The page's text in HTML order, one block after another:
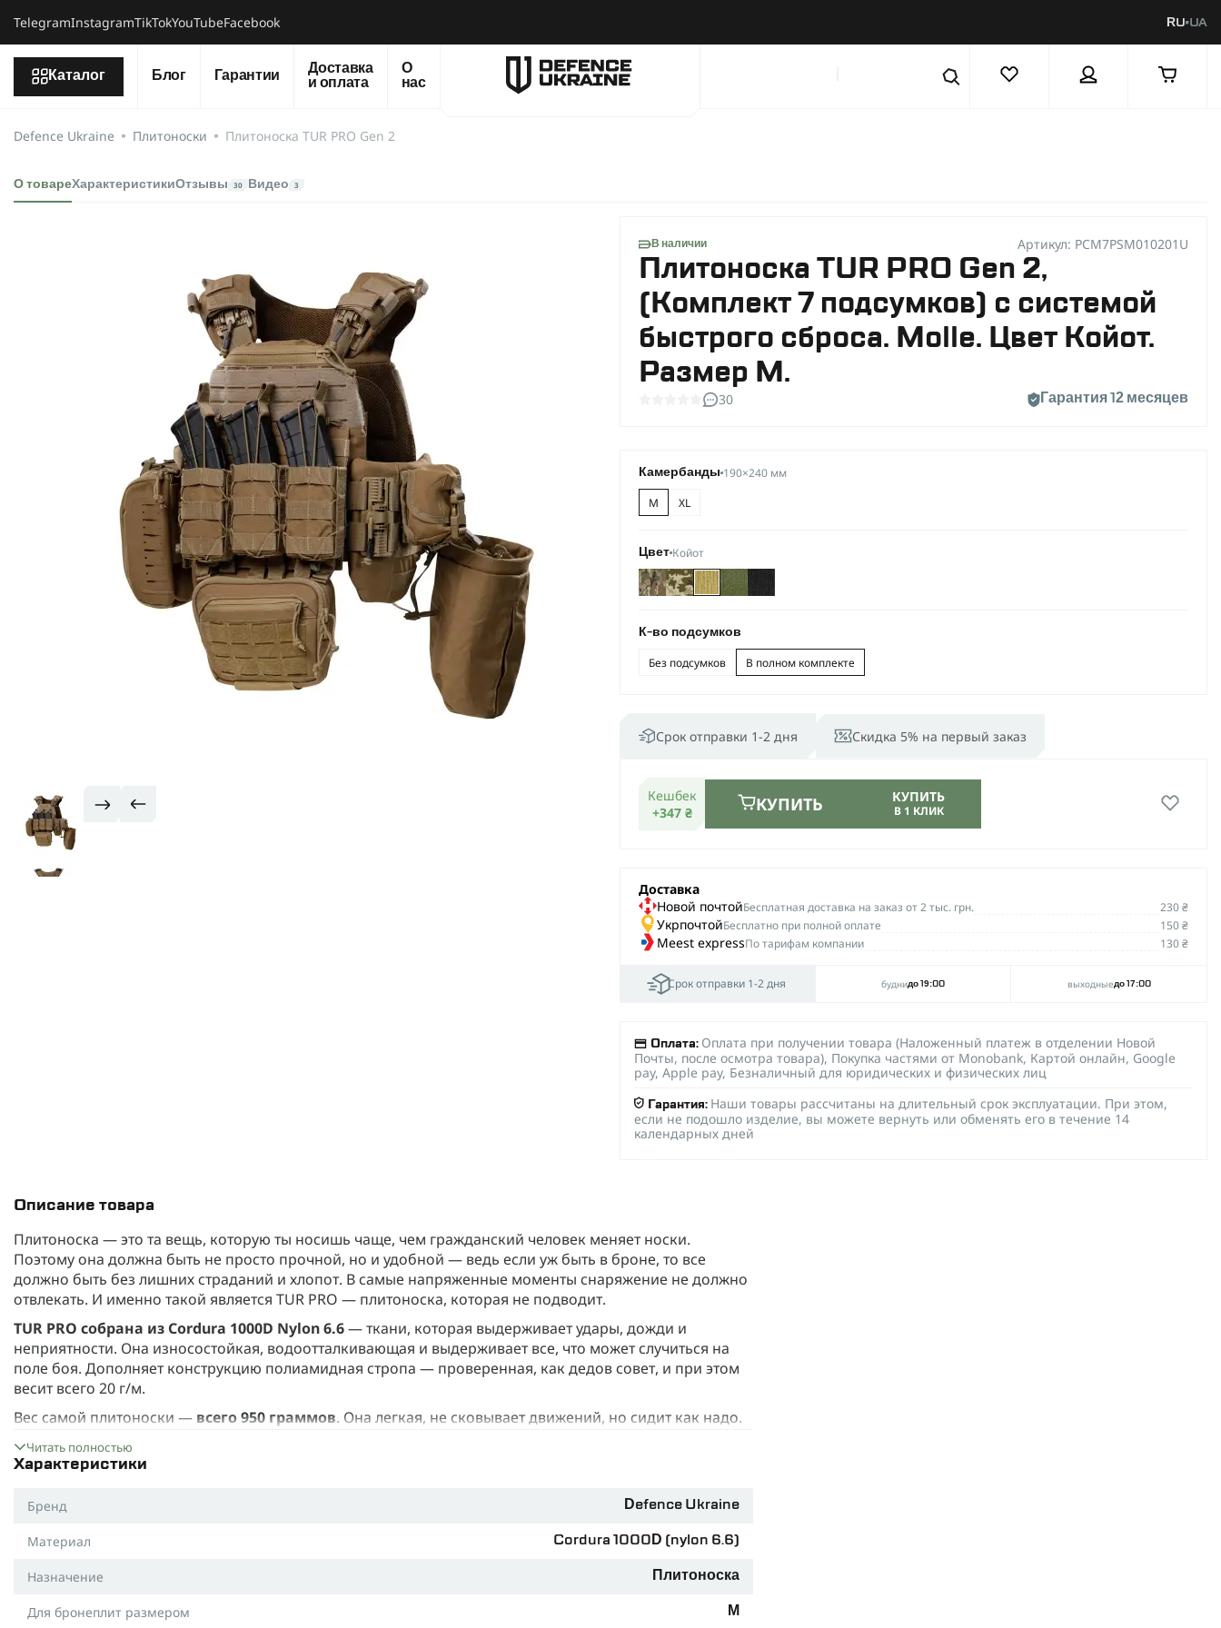
TelegramInstagramTikTokYouTubeFacebook RU UA
Каталог Блог Гарантии
Доставка
и оплата
О
нас
Defence Ukraine Плитоноски Плитоноска TUR PRO Gen 2
О товареХарактеристикиОтзывы 30 Видео 3
В наличии Артикул: PCM7PSM010201U
Плитоноска TUR PRO Gen 2,
(Комплект 7 подсумков) с системой
быстрого сброса. Molle. Цвет Койот.
Размер M.
30 Гарантия 12 месяцев
Камербанды 190×240 мм
M
XL
Цвет Койот
К-во подсумков
Без подсумков В полном комплекте
Срок отправки 1-2 дня Скидка 5% на первый заказ
Кешбек
+347 ₴
КУПИТЬ КУПИТЬ
В 1 КЛИК
Доставка
Новой почтойБеcплатная доставка на заказ от 2 тыс. грн. 230 ₴
УкрпочтойБесплатно при полной оплате 150 ₴
Meest expressПо тарифам компании 130 ₴
Срок отправки 1-2 дня буднидо 19:00 выходныедо 17:00
Оплата: Оплата при получении товара (Наложенный платеж в отделении Новой
Почты, после осмотра товара), Покупка частями от Monobank, Картой онлайн, Google
pay, Apple pay, Безналичный для юридических и физических лиц
Гарантия: Наши товары рассчитаны на длительный срок эксплуатации. При этом,
если не подошло изделие, вы можете вернуть или обменять его в течение 14
календарных дней
Описание товара
Плитоноска — это та вещь, которую ты носишь чаще, чем гражданский человек меняет носки.
Поэтому она должна быть не просто прочной, но и удобной — ведь если уж быть в броне, то все
должно быть без лишних страданий и хлопот. В самые напряженные моменты снаряжение не должно
отвлекать. И именно такой является TUR PRO — плитоноска, которая не подводит.
TUR PRO собрана из Cordura 1000D Nylon 6.6— ткани, которая выдерживает удары, дожди и
неприятности. Она износостойкая, водоотталкивающая и выдерживает все, что может случиться на
поле боя. Дополняет конструкцию полиамидная стропа — проверенная, как дедов совет, и при этом
весит всего 20 г/м.
Вес самой плитоноски — всего 950 граммов. Она легкая, не сковывает движений, но сидит как надо.
Фурнитура — YKK
Плиты фиксируются на широкие Velcro-клапаны снизу — никуда не денутся, даже если ты бежишь,
прыгаешь или танцуешь от скуки.
Регулировка простая и интуитивная: объем — от 80 до 130 см, а плечи — со скрытым механизмом
подгонки. Подстраивается под любую фигуру: от худого танкиста до широкоплечего сапера.
Мы позаботились о военных разных размеров и телосложений, потому что каждый и каждая
Читать полностью
Характеристики
Бренд Defence Ukraine
Материал Cordura 1000D (nylon 6.6)
Назначение Плитоноска
Для бронеплит размером М